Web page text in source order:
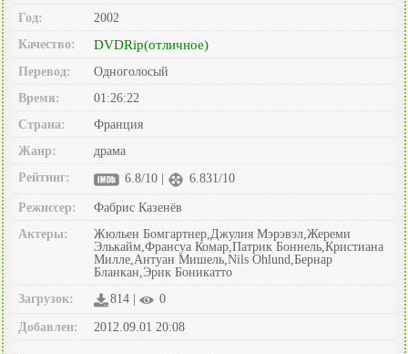
Год:
2002
Качество:
DVDRip(отличное)
Перевод:
Одноголосый
Время:
01:26:22
Страна:
Франция
Жанр:
драма
Рейтинг:
6.8/10 | 6.831/10
Режиссер:
Фабрис Казенёв
Актеры:
Жюльен Бомгартнер,Джулия Мэрэвэл,Жереми
Элькайм,Франсуа Комар,Патрик Боннель,Кристиана
Милле,Антуан Мишель,Nils Ohlund,Бернар
Бланкан,Эрик Боникатто
Загрузок:
814 | 0
Добавлен: 2012.09.01 20:08